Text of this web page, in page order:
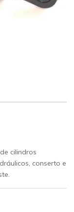
cilindros
conserto e